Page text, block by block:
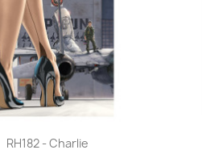
Quick view
RH182 - Charlie